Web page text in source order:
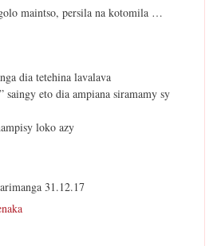
maintso, persila na kotomila …
dia tetehina lavalava
saingy eto dia ampiana siramamy sy
loko azy
31.12.17